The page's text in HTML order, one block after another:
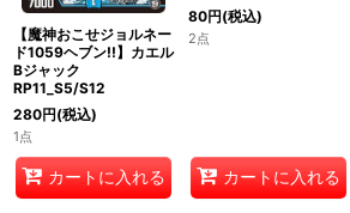
【魔神おこせジョルネー
ド1059ヘブン!!】カエル
Bジャック
RP11_S5/S12
280円(税込)
1点
カートに入れる
80円(税込)
2点
カートに入れる